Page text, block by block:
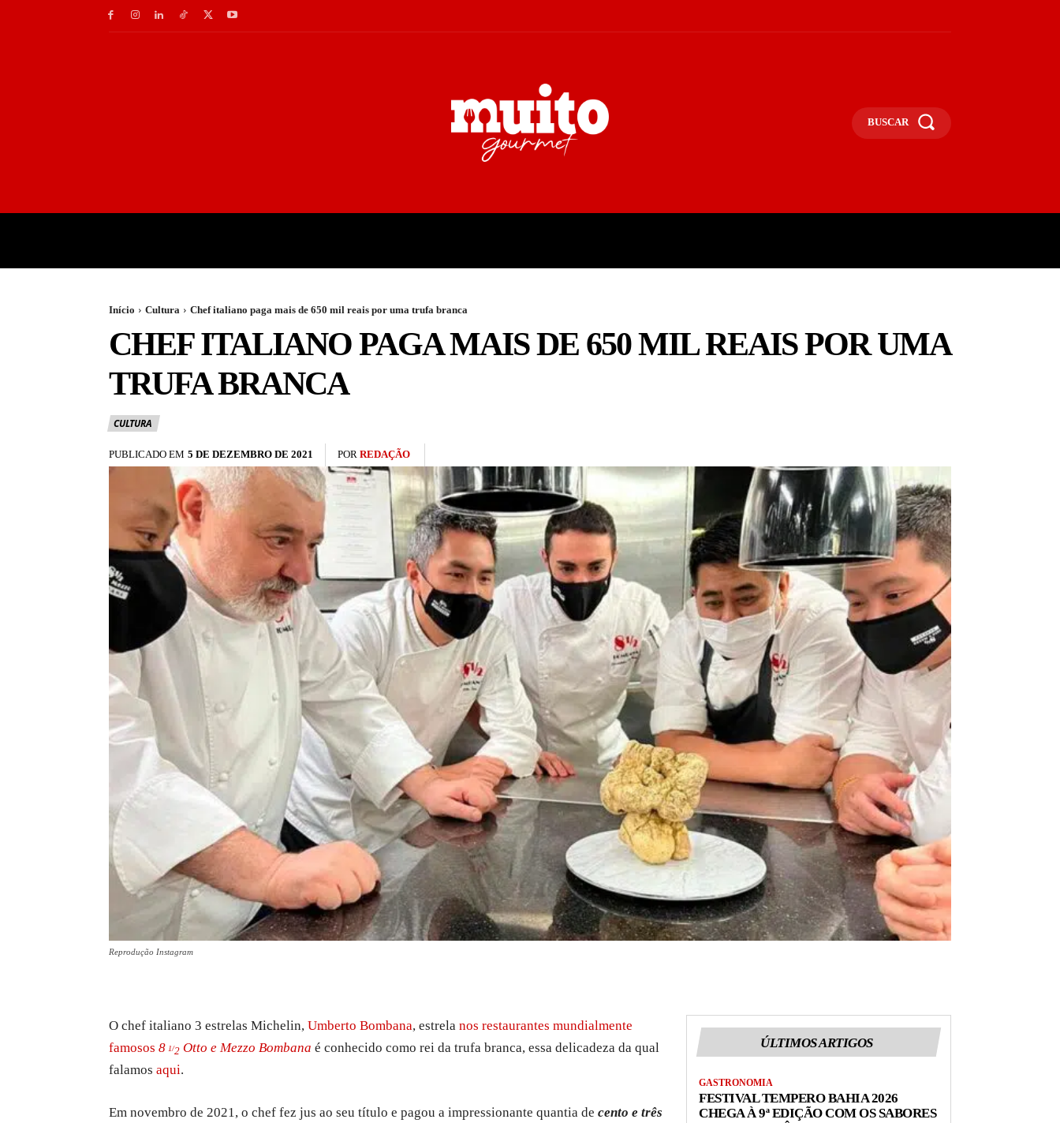
BUSCAR
Início Cultura Chef italiano paga mais de 650 mil reais por uma trufa branca
CHEF ITALIANO PAGA MAIS DE 650 MIL REAIS POR UMA
TRUFA BRANCA
CULTURA
PUBLICADO EM 5 DE DEZEMBRO DE 2021 POR REDAÇÃO
Reprodução Instagram
O chef italiano 3 estrelas Michelin, Umberto Bombana, estrela nos restaurantes mundialmente
famosos 8 1/2 Otto e Mezzo Bombana é conhecido como rei da trufa branca, essa delicadeza da qual
falamos aqui.
Em novembro de 2021, o chef fez jus ao seu título e pagou a impressionante quantia de cento e três
ÚLTIMOS ARTIGOS
GASTRONOMIA
FESTIVAL TEMPERO BAHIA 2026
CHEGA À 9ª EDIÇÃO COM OS SABORES